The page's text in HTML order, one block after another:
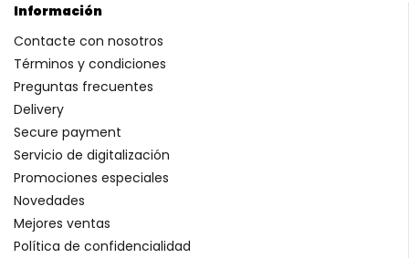
Información
Contacte con nosotros
Términos y condiciones
Preguntas frecuentes
Delivery
Secure payment
Servicio de digitalización
Promociones especiales
Novedades
Mejores ventas
Política de confidencialidad